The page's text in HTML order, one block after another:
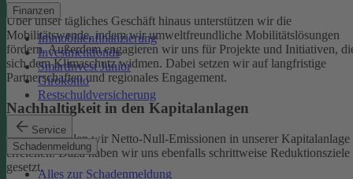
Finanzen
Immobilienfinanzierung
Investmentfonds
SmartInvest Junior
Girokonto
Restschuldversicherung
Service
Schadenmeldung
Alles zur Schadenmeldung
Über unser tägliches Geschäft hinaus unterstützen wir die
Mobilitätswende, indem wir umweltfreundliche Mobilitätslösungen
fördern. Außerdem engagieren wir uns für Projekte und Initiativen,
sich dem Klimaschutz widmen. Dabei setzen wir auf langfristige
Partnerschaften und regionales Engagement.
Nachhaltigkeit in den Kapitalanlagen
Bis 2050 wollen wir Netto-Null-Emissionen in unserer Kapitalanlage
erreichen. Dazu haben wir uns ebenfalls schrittweise Reduktionsziele
gesetzt.